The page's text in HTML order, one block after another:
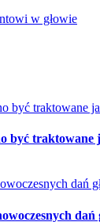
w głowie
być traktowane